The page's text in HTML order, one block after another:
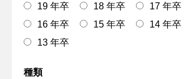
19 年卒
18 年卒
17 年卒
16 年卒
15 年卒
14 年卒
13 年卒
種類